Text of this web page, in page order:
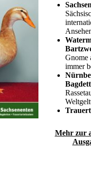
Gnome
immer
Mehr zur